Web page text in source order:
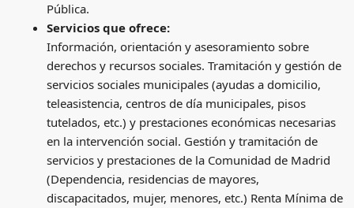
Pública.
Servicios que ofrece:
Información, orientación y asesoramiento sobre
derechos y recursos sociales. Tramitación y gestión de
servicios sociales municipales (ayudas a domicilio,
teleasistencia, centros de día municipales, pisos
tutelados, etc.) y prestaciones económicas necesarias
en la intervención social. Gestión y tramitación de
servicios y prestaciones de la Comunidad de Madrid
(Dependencia, residencias de mayores,
discapacitados, mujer, menores, etc.) Renta Mínima de